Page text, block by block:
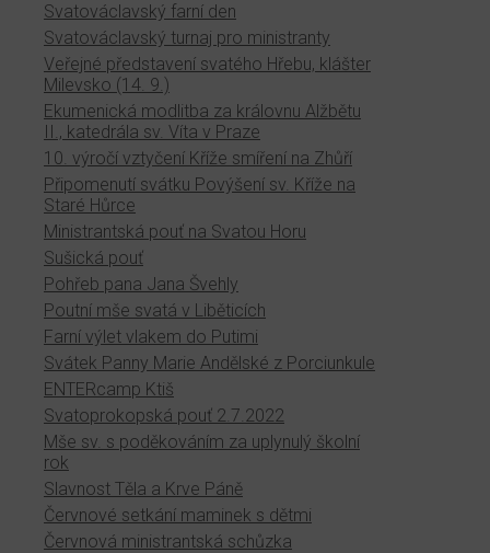
Svatováclavský farní den
Svatováclavský turnaj pro ministranty
Veřejné představení svatého Hřebu, klášter
Milevsko (14. 9.)
Ekumenická modlitba za královnu Alžbětu
II., katedrála sv. Víta v Praze
10. výročí vztyčení Kříže smíření na Zhůří
Připomenutí svátku Povýšení sv. Kříže na
Staré Hůrce
Ministrantská pouť na Svatou Horu
Sušická pouť
Pohřeb pana Jana Švehly
Poutní mše svatá v Liběticích
Farní výlet vlakem do Putimi
Svátek Panny Marie Andělské z Porciunkule
ENTERcamp Ktiš
Svatoprokopská pouť 2.7.2022
Mše sv. s poděkováním za uplynulý školní
rok
Slavnost Těla a Krve Páně
Červnové setkání maminek s dětmi
Červnová ministrantská schůzka